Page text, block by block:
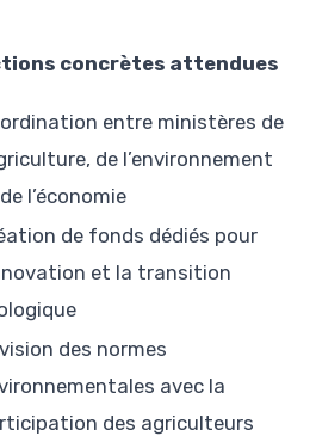
concrètes attendues
entre ministères de
de l’environnement
l’économie
de fonds dédiés pour
et la transition
des normes
avec la
des agriculteurs